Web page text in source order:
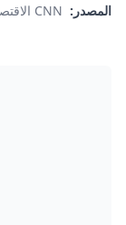
المصدر: CNN الاقتصادية